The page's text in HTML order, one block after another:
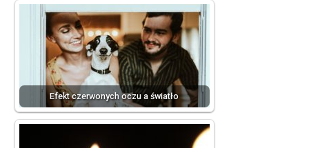
Efekt czerwonych oczu a światło